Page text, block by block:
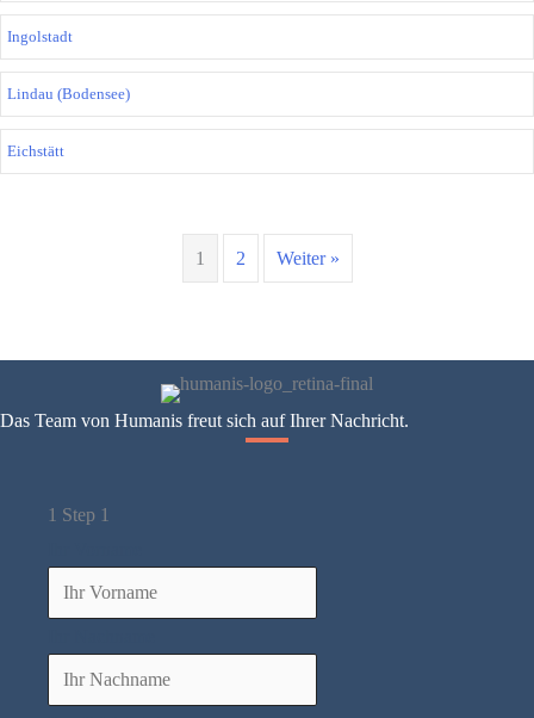
Ingolstadt
Lindau (Bodensee)
Eichstätt
1 2 Weiter »
Das Team von Humanis freut sich auf Ihrer Nachricht.
1 Step 1